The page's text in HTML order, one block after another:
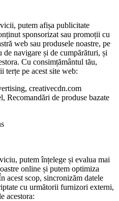
putem afișa publicitate
sponsorizat sau promoții cu
web sau produsele noastre, pe
de navigare și de cumpărături, și
Cu consimțământul tău,
terțe pe acest site web:
creativecdn.com
Recomandări de produse bazate
putem înțelege și evalua mai
online și putem optimiza
acest scop, sincronizăm datele
cu următorii furnizori externi,
acestora: